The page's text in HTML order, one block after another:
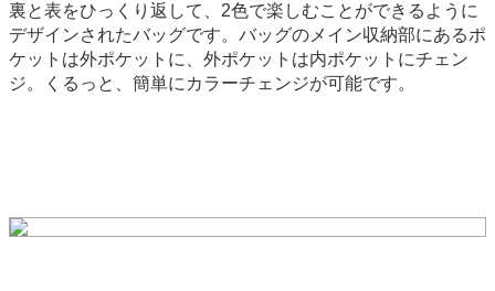
裏と表をひっくり返して、2色で楽しむことができるように
デザインされたバッグです。バッグのメイン収納部にあるポ
ケットは外ポケットに、外ポケットは内ポケットにチェン
ジ。くるっと、簡単にカラーチェンジが可能です。